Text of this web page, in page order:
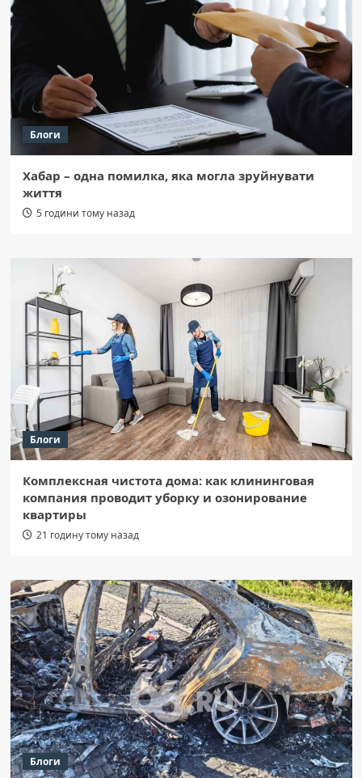
Блоги
Хабар – одна помилка, яка могла зруйнувати
життя
5 години тому назад
Блоги
Комплексная чистота дома: как клининговая
компания проводит уборку и озонирование
квартиры
21 годину тому назад
Блоги